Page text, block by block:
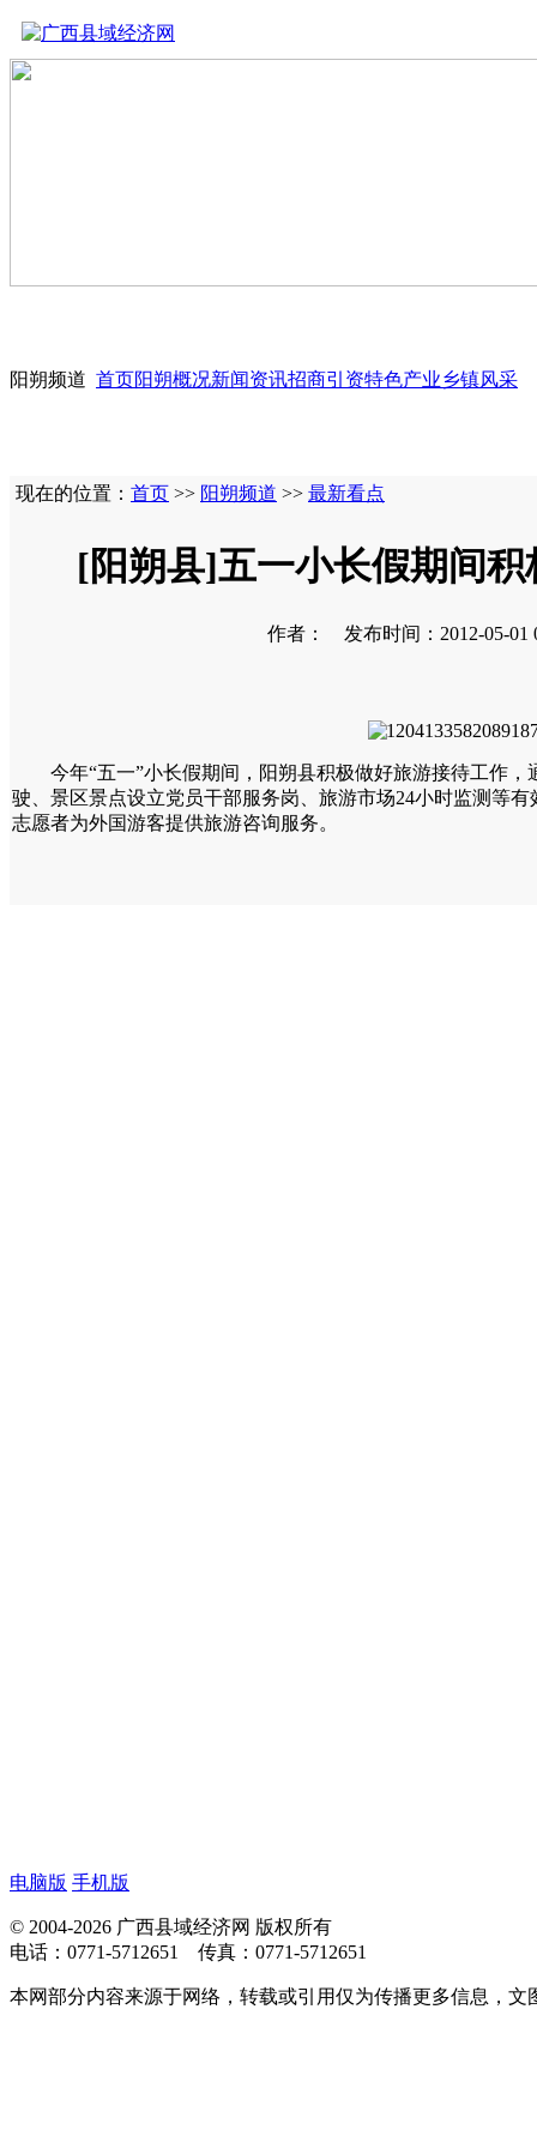
阳朔频道 首页阳朔概况新闻资讯招商引资特色产业乡镇风采
现在的位置： 首页 >> 阳朔频道 >> 最新看点
[阳朔县]五一小长假期间
作者： 发布时间：2012-05-
今年“五一”小长假期间，阳朔县积极做好旅游接待工作，
驶、景区景点设立党员干部服务岗、旅游市场24小时监测等
志愿者为外国游客提供旅游咨询服务。
电脑版 手机版
© 2004-2026 广西县域经济网 版权所有
电话：0771-5712651 传真：0771-5712651
本网部分内容来源于网络，转载或引用仅为传播更多信息，